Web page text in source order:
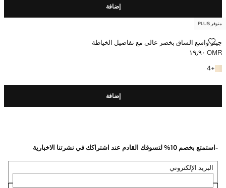
إضافة
متوفر PLUS
جينز واسع الساق بخصر عالي مع تفاصيل الخياطة
جينز واسع الساق بخصر عالي مع تفاصيل الخياطة
السعر الحالي [OMR ١٩٫٩٠ ]
OMR ١٩٫٩٠
+
4+4 المزيد من الألوان
إضافة
-استمتع بخصم 10% لتسوقك القادم عند اشتراكك في نشرتنا الاخبارية
البريد الإلكتروني